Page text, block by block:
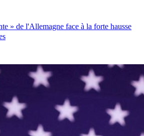
» de l'Allemagne face à la forte hausse